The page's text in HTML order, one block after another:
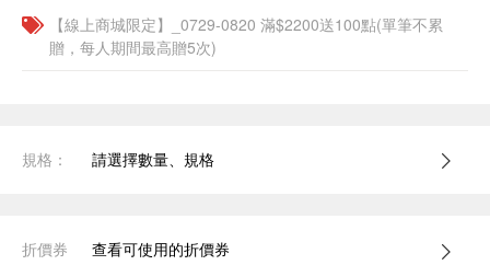
【線上商城限定】_0729-0820 滿$2200送100點(單筆不累
贈，每人期間最高贈5次)
規格： 請選擇數量、規格
折價券 查看可使用的折價券